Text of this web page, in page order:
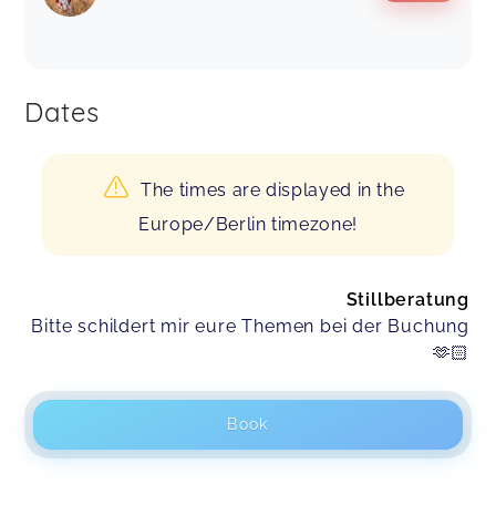
Dates
The times are displayed in the
Europe/Berlin timezone!
Stillberatung
Bitte schildert mir eure Themen bei der Buchung
🫶🏻
Book